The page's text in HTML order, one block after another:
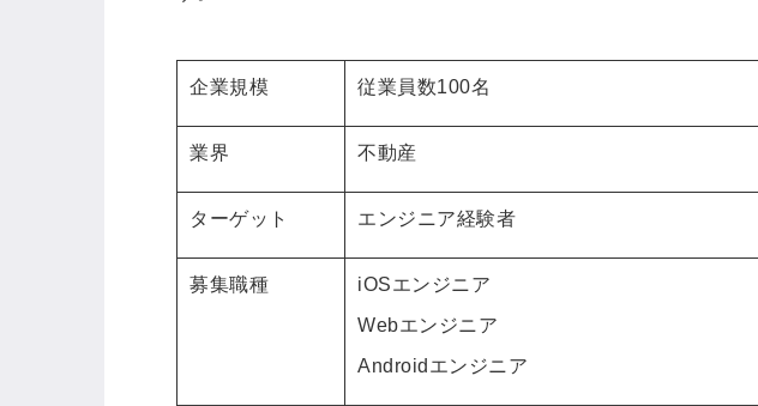
企業規模 従業員数100名
業界 不動産
ターゲット エンジニア経験者
募集職種
iOSエンジニア
Webエンジニア
Androidエンジニア